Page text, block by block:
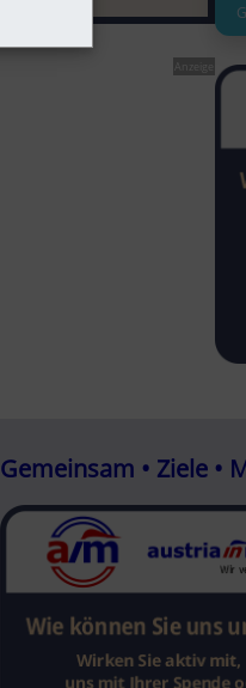
Anzeige
Gemeinsam • Ziele •